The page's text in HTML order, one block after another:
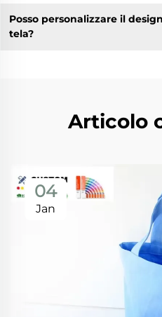
Posso personalizzare il
tela?
Articolo
04
Jan